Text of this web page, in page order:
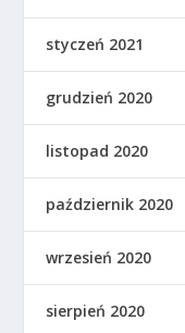
styczeń 2021
grudzień 2020
listopad 2020
październik 2020
wrzesień 2020
sierpień 2020